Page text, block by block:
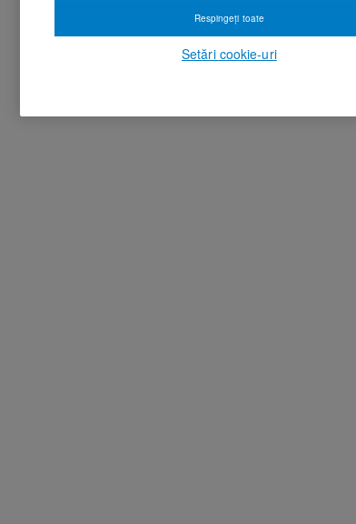
Setări cookie-uri
Respingeți toate